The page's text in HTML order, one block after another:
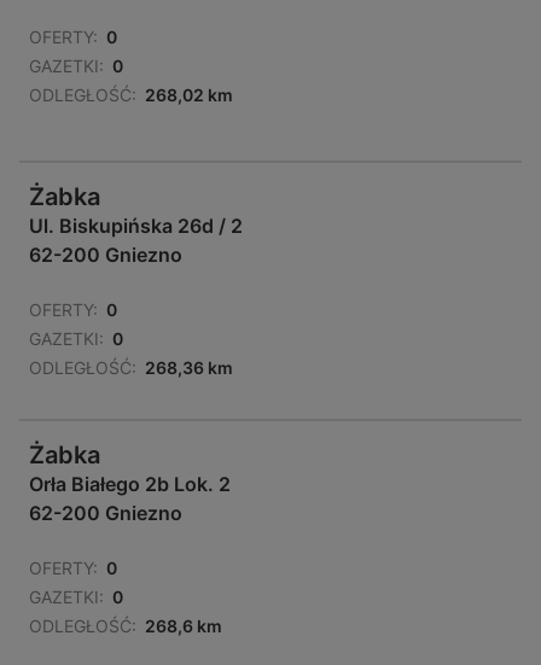
OFERTY: 0
GAZETKI: 0
ODLEGŁOŚĆ: 268,02 km
Żabka
Ul. Biskupińska 26d / 2
62-200 Gniezno
OFERTY: 0
GAZETKI: 0
ODLEGŁOŚĆ: 268,36 km
Żabka
Orła Białego 2b Lok. 2
62-200 Gniezno
OFERTY: 0
GAZETKI: 0
ODLEGŁOŚĆ: 268,6 km